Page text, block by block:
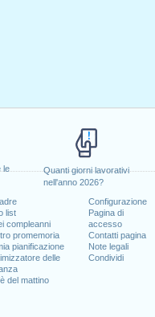
le
Quanti giorni lavorativi
nell'anno 2026?
list
compleanni
promemoria
pianificazione
delle
del mattino
Configurazione
Pagina di
accesso
Contatti pagina
Note legali
Condividi